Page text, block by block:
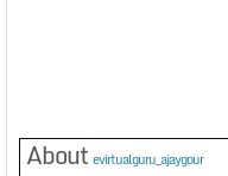
About evirtualguru_ajaygour